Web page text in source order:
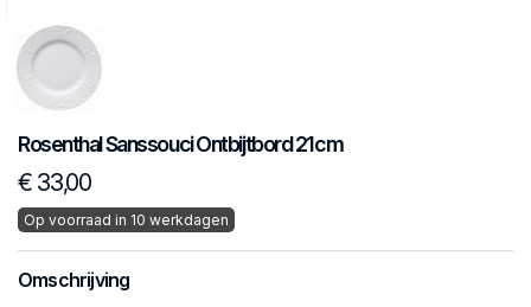
RosenthalSanssouciOntbijtbord 21cm
€ 33,00
Op voorraad in 10 werkdagen
Omschrijving